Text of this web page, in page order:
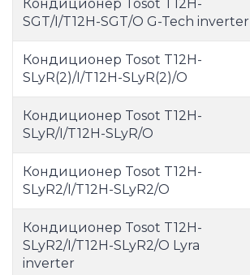
Кондиционер Tosot T12H-
SGT/I/T12H-SGT/O G-Tech inverter
Кондиционер Tosot T12H-
SLyR(2)/I/T12H-SLyR(2)/O
Кондиционер Tosot T12H-
SLyR/I/T12H-SLyR/O
Кондиционер Tosot T12H-
SLyR2/I/T12H-SLyR2/O
Кондиционер Tosot T12H-
SLyR2/I/T12H-SLyR2/O Lyra
inverter